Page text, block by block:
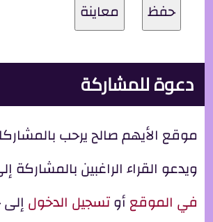
دعوة للمشاركة
موقع الأيهم صالح يرحب
ويدعو القراء الراغبين بالمشاركة
في الموقعأوتسجيل الدخول